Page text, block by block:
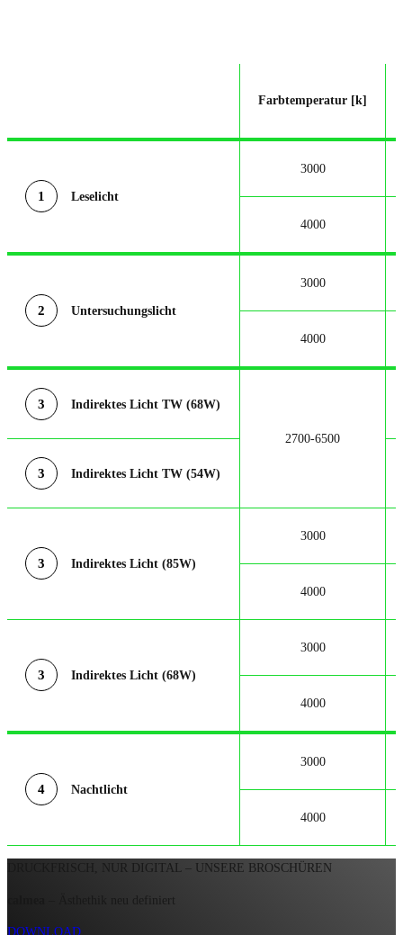
Farbtemperatur [k]
1 Leselicht
3000
4000
2 Untersuchungslicht
3000
4000
3 Indirektes Licht TW (68W)
2700-6500
3 Indirektes Licht TW (54W)
3 Indirektes Licht (85W)
3000
4000
3 Indirektes Licht (68W)
3000
4000
4 Nachtlicht
3000
4000
DRUCKFRISCH, NUR DIGITAL – UNSERE BROSCHÜREN
– Ästhethik neu definiert
DOWNLOAD